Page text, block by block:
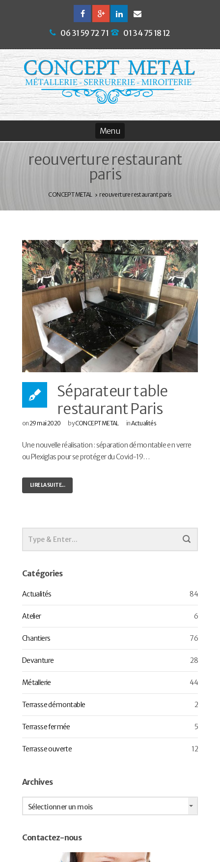
06 31 59 72 71 01 34 75 18 12
reouverture restaurant
paris
CONCEPT METAL reouverture restaurant paris
Séparateur table
restaurant Paris
on29 mai 2020 byCONCEPT METAL inActualités
Une nouvelle réalisation : séparation démontable en verre
ou Plexiglas pour se protéger du Covid-19…
LIRE LA SUITE...
Catégories
Actualités 84
Atelier 6
Chantiers 76
Devanture 28
Métallerie 44
Terrasse démontable 2
Terrasse fermée 5
Terrasse ouverte 12
Archives
Archives
Sélectionner un mois
Contactez-nous